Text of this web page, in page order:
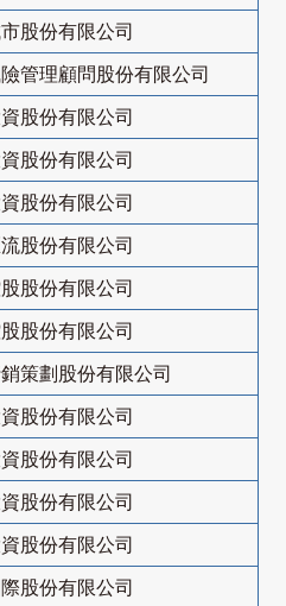
股份有限公司
管理顧問股份有限公司
股份有限公司
股份有限公司
股份有限公司
股份有限公司
股份有限公司
股份有限公司
策劃股份有限公司
股份有限公司
股份有限公司
股份有限公司
股份有限公司
際股份有限公司